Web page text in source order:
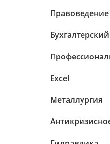
Правоведение
Excel
Металлургия